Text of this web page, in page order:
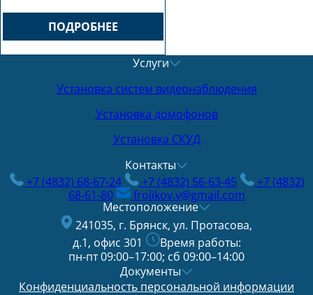
ПОДРОБНЕЕ
Услуги
Установка систем видеонаблюдения
Установка домофонов
Установка СКУД
Контакты
+7 (4832) 68-67-24
+7 (4832) 56-63-45
+7 (4832)
68-61-80
frolikov.v@gmail.com
Местоположение
241035, г. Брянск, ул. Протасова,
д.1, офис 301
Время работы:
пн-пт 09:00–17:00; сб 09:00–14:00
Документы
Конфиденциальность персональной информации